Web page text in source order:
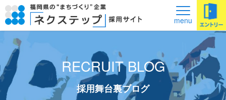
メ
ニ
ュ
menu
RECRUIT BLOG
採用舞台裏ブログ